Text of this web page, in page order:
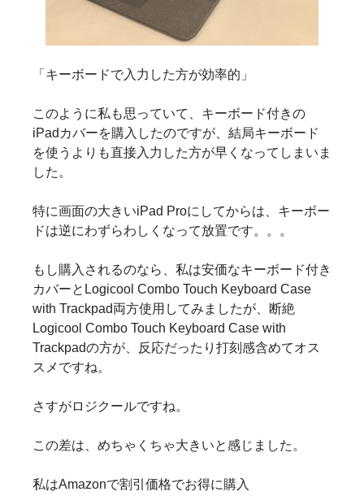
「キーボードで入力した方が効率的」
このように私も思っていて、キーボード付きの
iPadカバーを購入したのですが、結局キーボード
を使うよりも直接入力した方が早くなってしまいま
した。
特に画面の大きいiPad Proにしてからは、キーボー
ドは逆にわずらわしくなって放置です。。。
もし購入されるのなら、私は安価なキーボード付き
カバーとLogicool Combo Touch Keyboard Case
with Trackpad両方使用してみましたが、断絶
Logicool Combo Touch Keyboard Case with
Trackpadの方が、反応だったり打刻感含めてオス
スメですね。
さすがロジクールですね。
この差は、めちゃくちゃ大きいと感じました。
私はAmazonで割引価格でお得に購入